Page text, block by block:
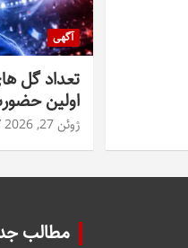
آگهی
تعداد گل
اولین
ژوئن 27, 2026
مطالب